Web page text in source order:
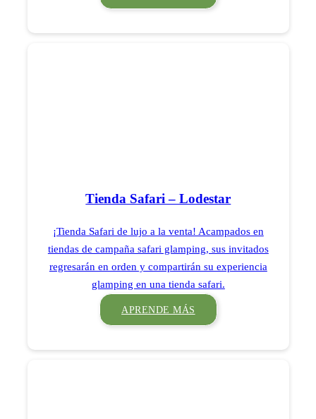
Tienda Safari – Lodestar
¡Tienda Safari de lujo a la venta! Acampados en
tiendas de campaña safari glamping, sus invitados
regresarán en orden y compartirán su experiencia
glamping en una tienda safari.
APRENDE MÁS